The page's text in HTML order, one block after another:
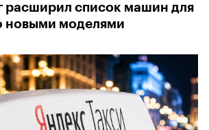
расширил список машин для
новыми моделями